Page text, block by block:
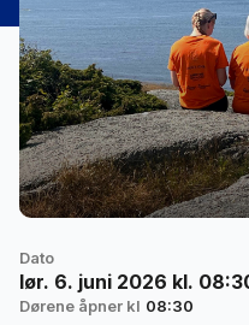
Dato
lør. 6. juni 2026 kl.
Dørene åpner kl 08:30